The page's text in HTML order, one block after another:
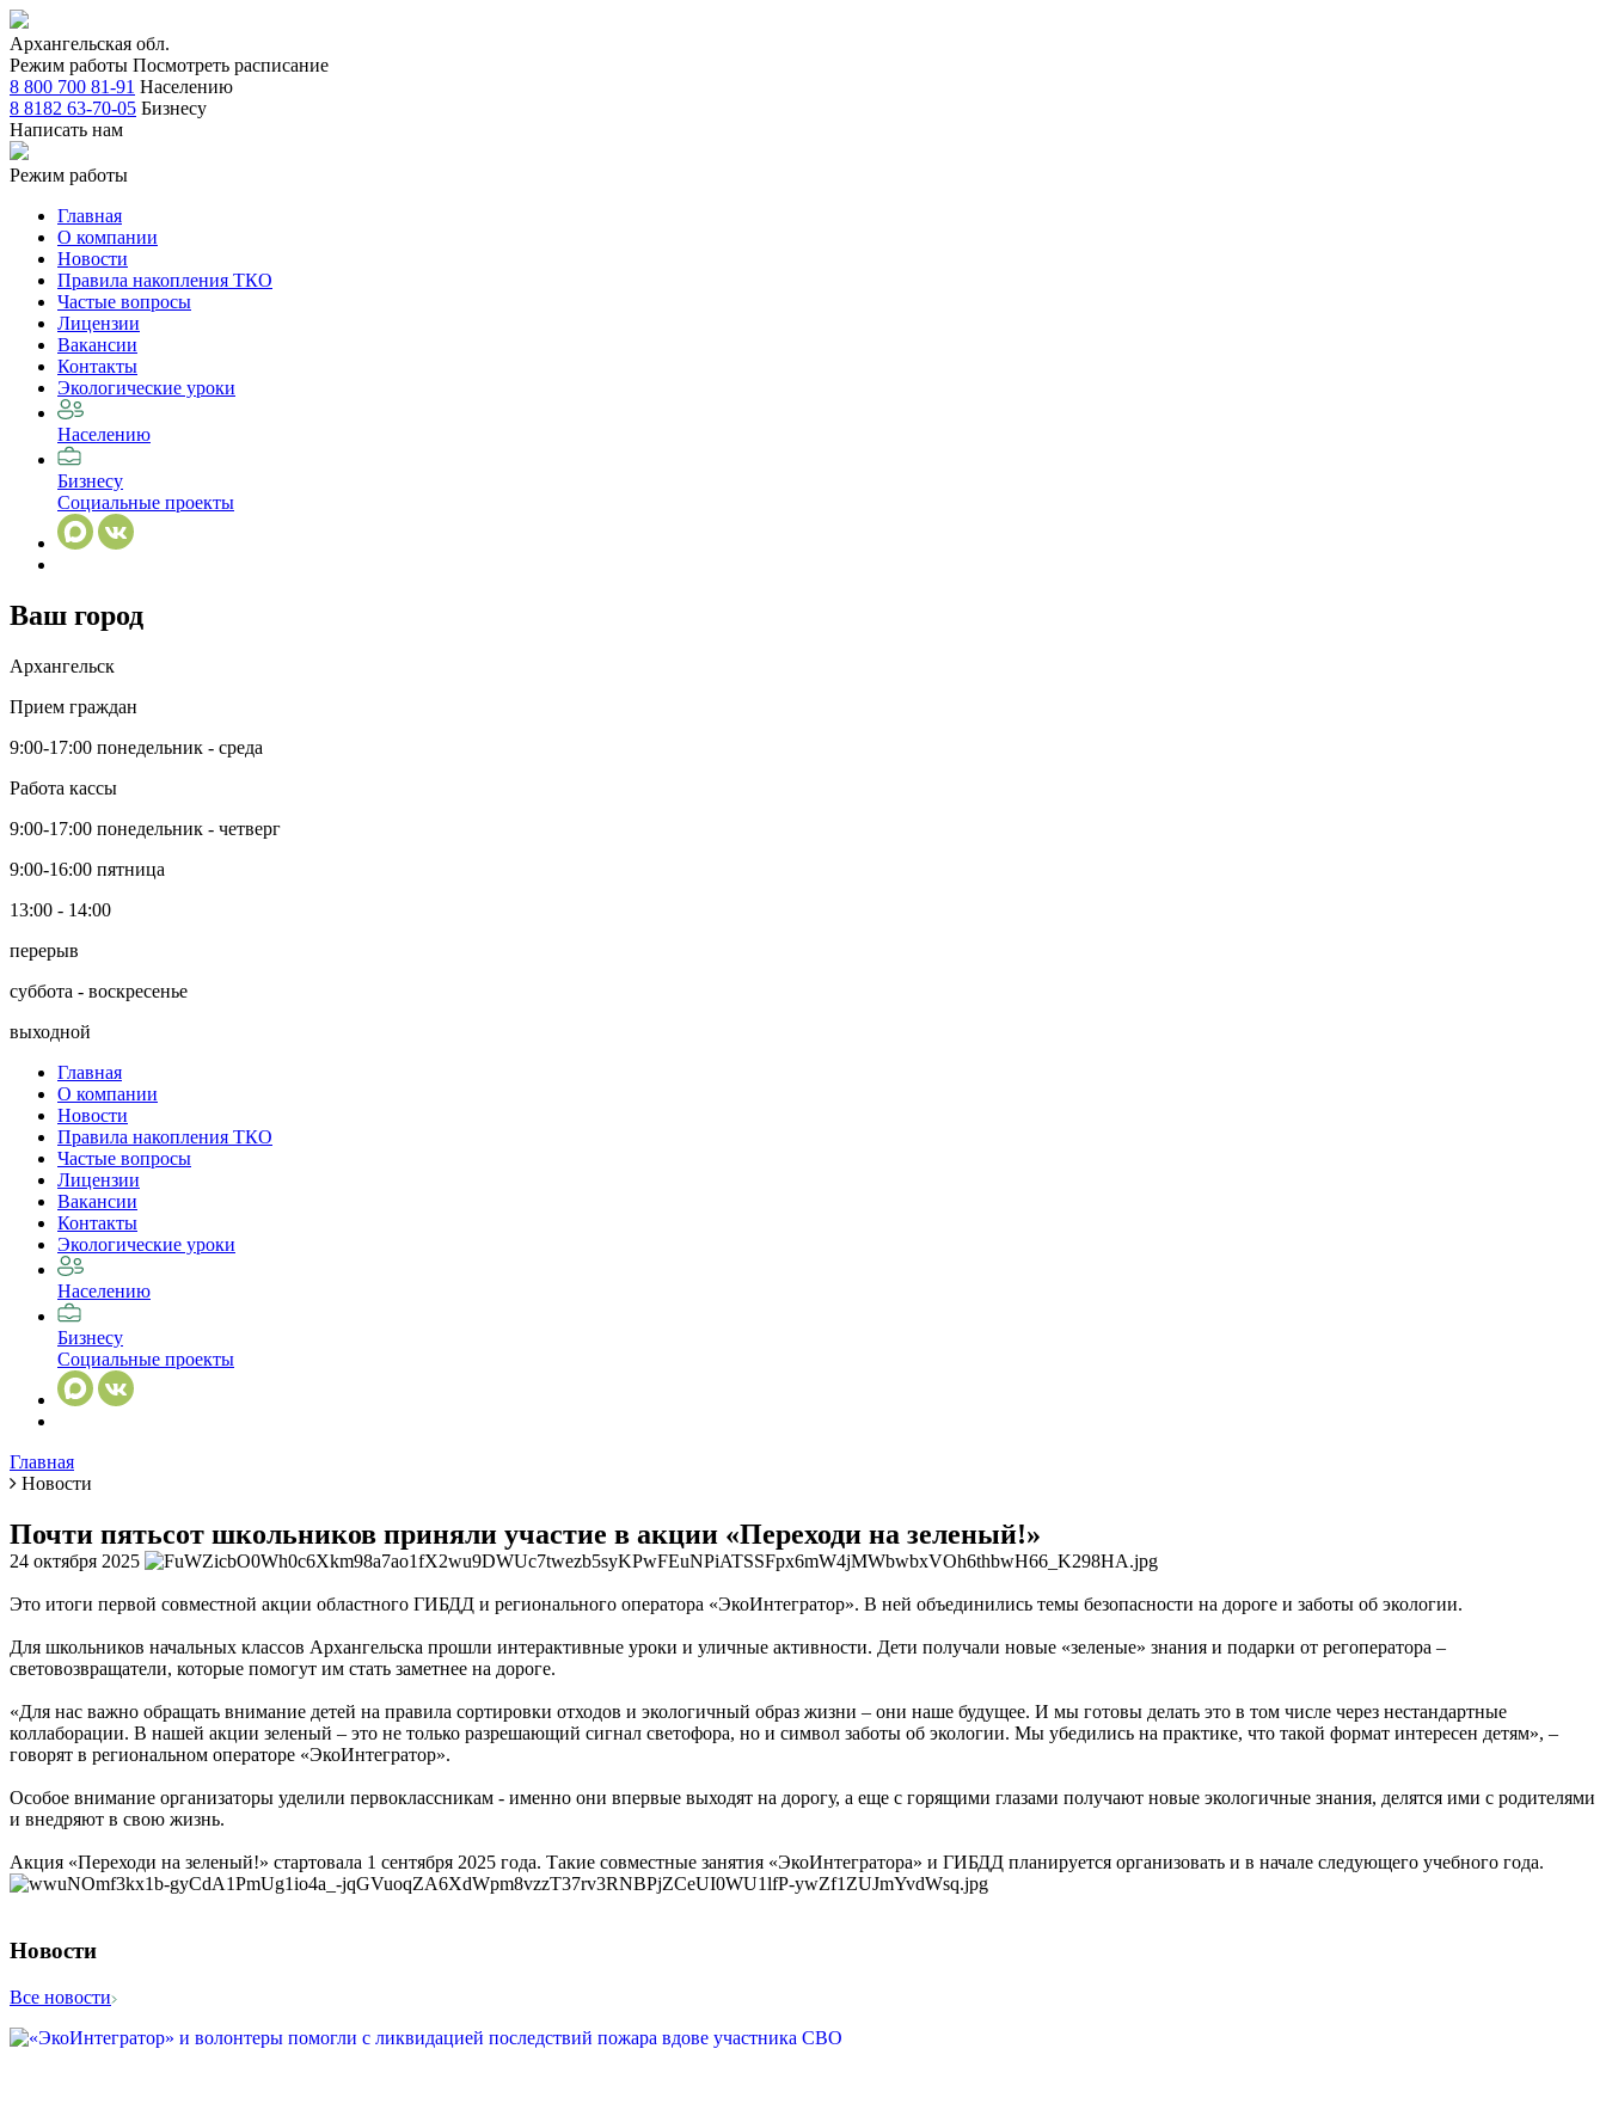
Архангельская обл.
Режим работы Посмотреть расписание
8 800 700 81-91 Населению
8 8182 63-70-05 Бизнесу
Написать нам
Режим работы
Главная
О компании
Новости
Правила накопления ТКО
Частые вопросы
Лицензии
Вакансии
Контакты
Экологические уроки
Населению
Бизнесу
Социальные проекты
Ваш город
Архангельск
Прием граждан
9:00-17:00 понедельник - среда
Работа кассы
9:00-17:00 понедельник - четверг
9:00-16:00 пятница
13:00 - 14:00
перерыв
суббота - воскресенье
выходной
Главная
О компании
Новости
Правила накопления ТКО
Частые вопросы
Лицензии
Вакансии
Контакты
Экологические уроки
Населению
Бизнесу
Социальные проекты
Главная
Новости
Почти пятьсот школьников приняли участие в акции «Переходи на зеленый!»
24 октября 2025
Это итоги первой совместной акции областного ГИБДД и регионального оператора «ЭкоИнтегратор». В ней объединились темы безопасности на дороге и заботы об экологии.
Для школьников начальных классов Архангельска прошли интерактивные уроки и уличные активности. Дети получали новые «зеленые» знания и подарки от регоператора –
световозвращатели, которые помогут им стать заметнее на дороге.
«Для нас важно обращать внимание детей на правила сортировки отходов и экологичный образ жизни – они наше будущее. И мы готовы делать это в том числе через нестандартные
коллаборации. В нашей акции зеленый – это не только разрешающий сигнал светофора, но и символ заботы об экологии. Мы убедились на практике, что такой формат интересен детям», –
говорят в региональном операторе «ЭкоИнтегратор».
Особое внимание организаторы уделили первоклассникам - именно они впервые выходят на дорогу, а еще с горящими глазами получают новые экологичные знания, делятся ими с родителями
и внедряют в свою жизнь.
Акция «Переходи на зеленый!» стартовала 1 сентября 2025 года. Такие совместные занятия «ЭкоИнтегратора» и ГИБДД планируется организовать и в начале следующего учебного года.
Новости
Все новости